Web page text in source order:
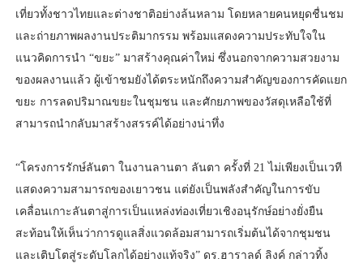
เที่ยวทั้งชาวไทยและต่างชาติอย่างล้นหลาม โดยหลายคนหยุดชื่นชม
และถ่ายภาพผลงานประติมากรรม พร้อมแสดงความประทับใจใน
แนวคิดการนำ “ขยะ” มาสร้างคุณค่าใหม่ ซึ่งนอกจากความสวยงาม
ของผลงานแล้ว ผู้เข้าชมยังได้ตระหนักถึงความสำคัญของการคัดแยก
ขยะ การลดปริมาณขยะในชุมชน และศักยภาพของวัสดุเหลือใช้ที่
สามารถนำกลับมาสร้างสรรค์ได้อย่างน่าทึ่ง
“โครงการรักษ์ลันตา ในงานลานตา ลันตา ครั้งที่ 21 ไม่เพียงเป็นเวที
แสดงความสามารถของเยาวชน แต่ยังเป็นพลังสำคัญในการขับ
เคลื่อนเกาะลันตาสู่การเป็นแหล่งท่องเที่ยวเชิงอนุรักษ์อย่างยั่งยืน
สะท้อนให้เห็นว่าการดูแลสิ่งแวดล้อมสามารถเริ่มต้นได้จากชุมชน
และเติบโตสู่ระดับโลกได้อย่างแท้จริง” ดร.ฮาราลด์ ลิงค์ กล่าวทิ้ง